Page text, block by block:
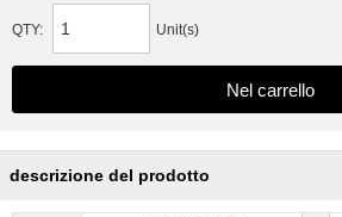
QTY: Unit(s)
descrizione del prodotto